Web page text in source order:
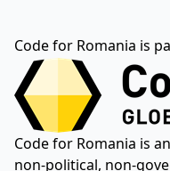
Code for Romania is
Code for Romania is
non-political, non-